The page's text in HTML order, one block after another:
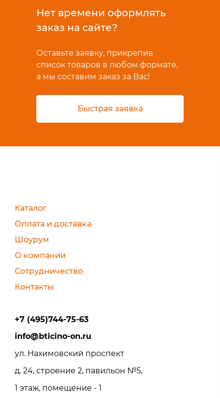
Нет времени оформлять
заказ на сайте?
Оставьте заявку, прикрепив
список товаров в любом формате,
а мы составим заказ за Вас!
Быстрая заявка
Каталог
Оплата и доставка
Шоурум
О компании
Сотрудничество
Контакты
+7 (495)744-75-63
info@bticino-on.ru
ул. Нахимовский проспект
д. 24, строение 2, павильон №5,
1 этаж, помещение - 1